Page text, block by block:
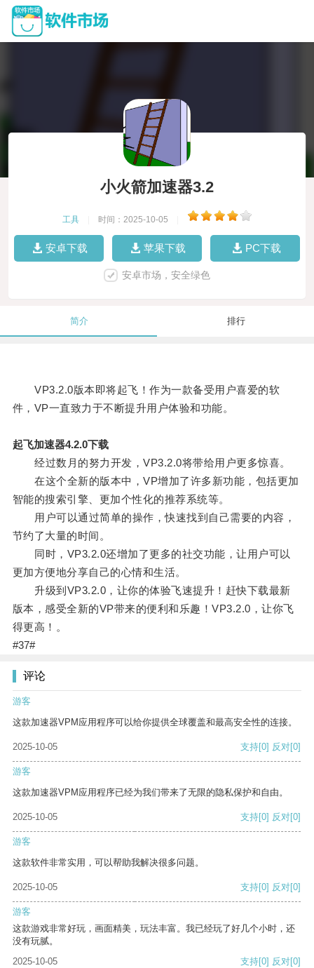
小火箭加速器3.2
工具 时间：2025-10-05
安卓下载 苹果下载 PC下载
安卓市场，安全绿色
简介 排行
VP3.2.0版本即将起飞！作为一款备受用户喜爱的软
件，VP一直致力于不断提升用户体验和功能。
起飞加速器4.2.0下载
经过数月的努力开发，VP3.2.0将带给用户更多惊喜。
在这个全新的版本中，VP增加了许多新功能，包括更加
智能的搜索引擎、更加个性化的推荐系统等。
用户可以通过简单的操作，快速找到自己需要的内容，
节约了大量的时间。
同时，VP3.2.0还增加了更多的社交功能，让用户可以
更加方便地分享自己的心情和生活。
升级到VP3.2.0，让你的体验飞速提升！赶快下载最新
版本，感受全新的VP带来的便利和乐趣！VP3.2.0，让你飞
得更高！。
#37#
评论
游客
这款加速器VPM应用程序可以给你提供全球覆盖和最高安全性的连接。
2025-10-05 支持[0] 反对[0]
游客
这款加速器VPM应用程序已经为我们带来了无限的隐私保护和自由。
2025-10-05 支持[0] 反对[0]
游客
这款软件非常实用，可以帮助我解决很多问题。
2025-10-05 支持[0] 反对[0]
游客
这款游戏非常好玩，画面精美，玩法丰富。我已经玩了好几个小时，还
没有玩腻。
2025-10-05
支持[0] 反对[0]